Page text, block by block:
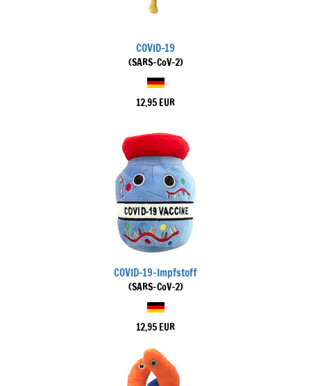
COVID-19
(SARS-CoV-2)
12,95 EUR
COVID-19-Impfstoff
(SARS-CoV-2)
12,95 EUR